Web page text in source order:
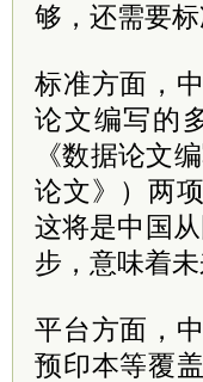
够，还需要标
标准方面，
论文编写的
《数据论文
论文》）两
这将是中国
步，意味着
平台方面，
预印本等覆